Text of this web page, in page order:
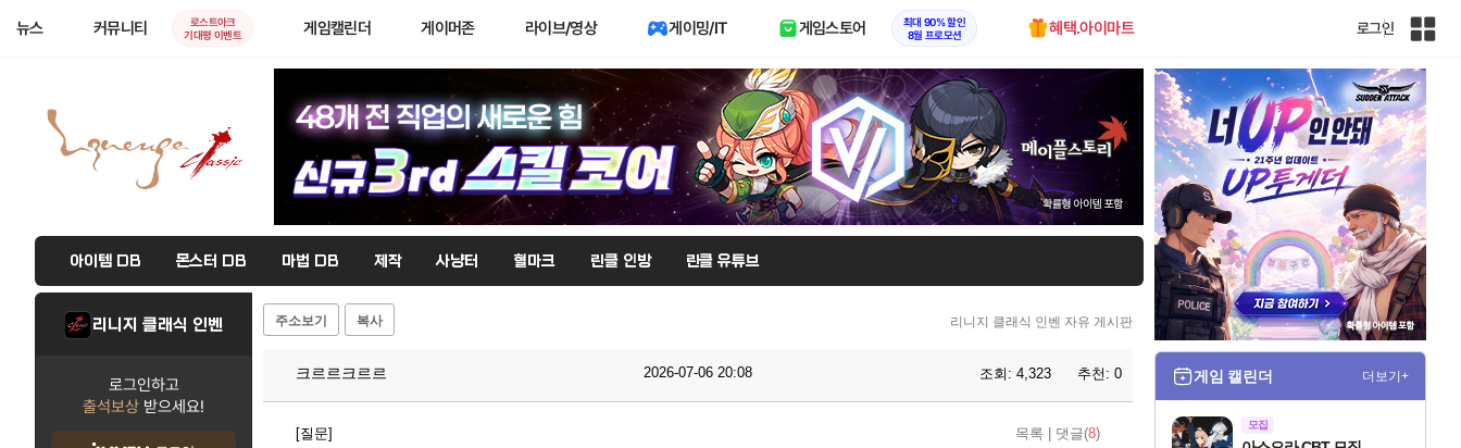
뉴스 커뮤니티
로스트아크
기대평 이벤트
게임캘린더 게이머존 라이브/영상 게이밍/IT 게임스토어
최대 90% 할인
8월 프로모션
혜택.아이마트 로그인
인
전
사
이
트
아이템 DB 몬스터 DB 마법 DB 제작 사냥터 혈마크 린클 인방 린클 유튜브
리니지 클래식 인벤
로그인하고
출석보상 받으세요!
주소보기 복사 리니지 클래식 인벤 자유 게시판
크르르크르르 2026-07-06 20:08 조회: 4,323 추천: 0
[질문] 목록 댓글(8)
게임 캘린더 더보기+
모집